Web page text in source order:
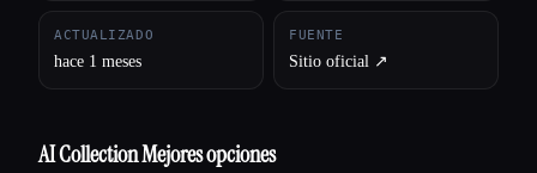
ACTUALIZADO
hace 1 meses
FUENTE
Sitio oficial ↗︎
AI Collection Mejores opciones